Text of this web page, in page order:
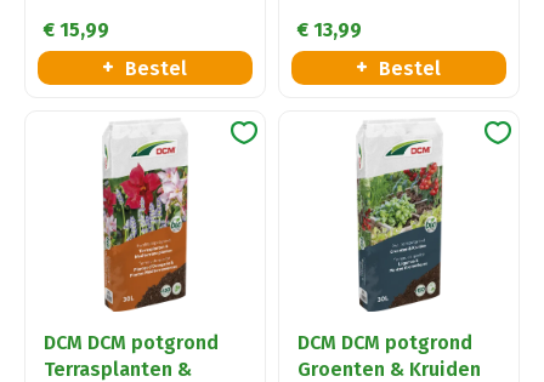
€ 15,99
Bestel
€ 13,99
Bestel
DCM DCM potgrond
Terrasplanten &
DCM DCM potgrond
Groenten & Kruiden